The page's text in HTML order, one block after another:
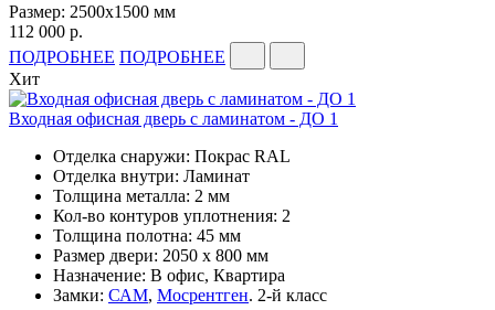
Размер: 2500х1500 мм
112 000 р.
ПОДРОБНЕЕ ПОДРОБНЕЕ
Хит
Входная офисная дверь с ламинатом - ДО 1
Отделка снаружи: Покрас RAL
Отделка внутри: Ламинат
Толщина металла: 2 мм
Кол-во контуров уплотнения: 2
Толщина полотна: 45 мм
Размер двери: 2050 x 800 мм
Назначение: В офис, Квартира
Замки: САМ, Мосрентген. 2-й класс